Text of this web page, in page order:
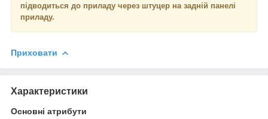
підводиться до приладу через штуцер на задній панелі
приладу.
Приховати
Характеристики
Основні атрибути